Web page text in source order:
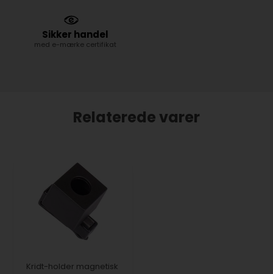
Sikker handel
med e-mærke certifikat
Relaterede varer
Kridt-holder magnetisk